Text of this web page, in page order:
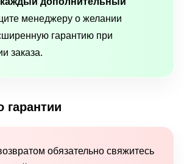
менеджеру о желании
гарантию при
заказа.
гарантии
обязательно свяжитесь